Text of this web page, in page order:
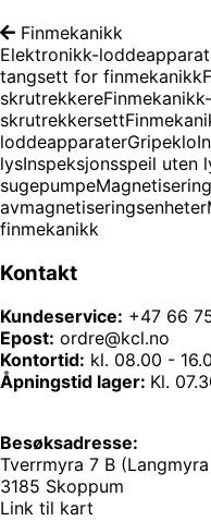
Finmekanikk
Elektronikk-
tangsett for finmekanikk
skrutrekkereFinmekanikk-
skrutrekkersett
loddeapparaterGripeklo
lysInspeksjonsspeil uten
sugepumpe
avmagnetiseringsenheter
finmekanikk
Kontakt
Kundeservice: +47 66
Epost: ordre@kcl.no
Kontortid: kl. 08.00 -
Åpningstid lager: Kl.
Besøksadresse:
Tverrmyra 7 B
3185 Skoppum
Link til kart